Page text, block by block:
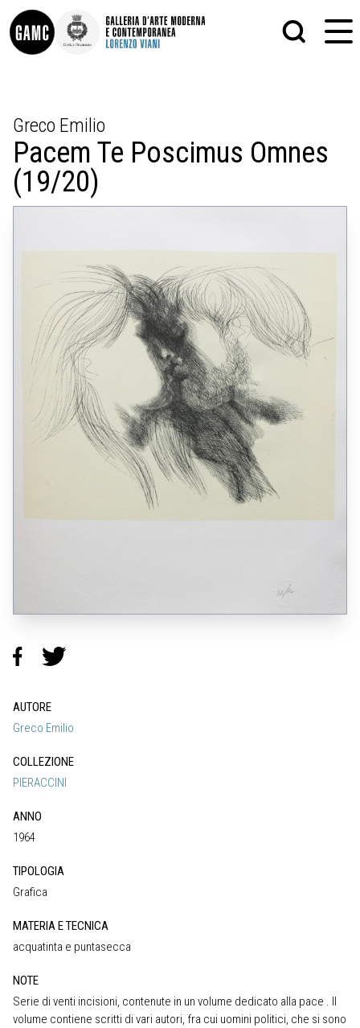
CONTATTI
DIDATTICA
SHOP
LE COLLEZIONI
GLI AUTORI
PALAZZO DELLE MUSE
SCULTURA
STAMPA
FOTOGRAFIA
Greco Emilio
Pacem Te Poscimus Omnes
(19/20)
AUTORE
Greco Emilio
COLLEZIONE
PIERACCINI
ANNO
1964
TIPOLOGIA
Grafica
MATERIA E TECNICA
acquatinta e puntasecca
NOTE
Serie di venti incisioni, contenute in un volume dedicato alla pace . Il
volume contiene scritti di vari autori, fra cui uomini politici, che si sono